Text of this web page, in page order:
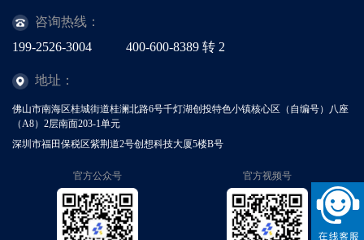
咨询热线：
199-2526-3004
400-600-8389 转 2
地址：
佛山市南海区桂城街道桂澜北路6号千灯湖创投特色小镇核心区（自编号）八座
（A8）2层南面203-1单元
深圳市福田保税区紫荆道2号创想科技大厦5楼B号
官方公众号 官方视频号